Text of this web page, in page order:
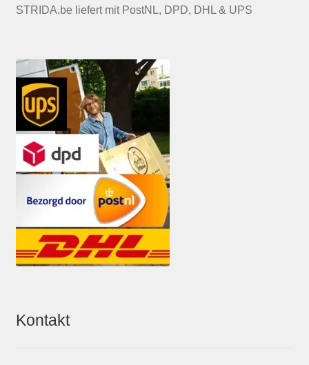
STRIDA.be liefert mit PostNL, DPD, DHL & UPS
Kontakt